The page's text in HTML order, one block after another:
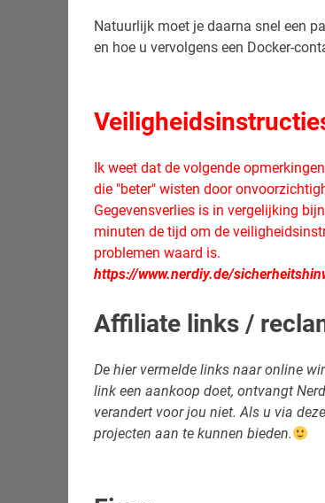
Natuurlijk moet je daarna snel een
en hoe u vervolgens een Docker-
Ik weet dat de volgende
die "beter" wisten door
Gegevensverlies is in vergelijking
minuten de tijd om de
problemen waard is.
https://www.nerdiy.de/
Affiliate links /
De hier vermelde links naar online
link een aankoop doet, ontvangt
verandert voor jou niet. Als u via
projecten aan te kunnen bieden.